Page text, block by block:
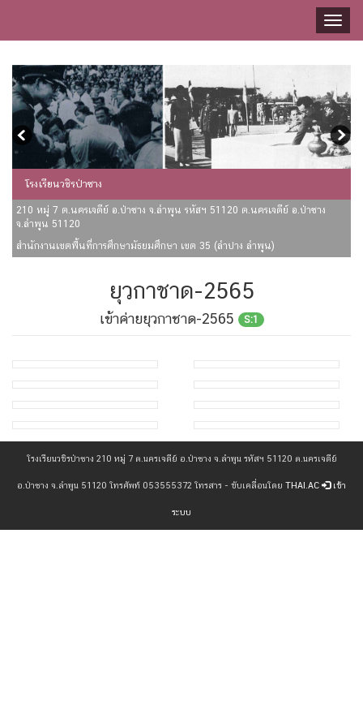
โรงเรียนวชิรป่าซาง
210 หมู่ 7 ต.นครเจดีย์ อ.ป่าซาง จ.ลำพูน รหัสฯ 51120 ต.นครเจดีย์ อ.ป่าซาง
จ.ลำพูน 51120
สำนักงานเขตพื้นที่การศึกษามัธยมศึกษา เขต 35 (ลำปาง ลำพูน)
ยุวกาชาด-2565
เข้าค่ายยุวกาชาด-2565 S:1
โรงเรียนวชิรป่าซาง 210 หมู่ 7 ต.นครเจดีย์ อ.ป่าซาง จ.ลำพูน รหัสฯ 51120 ต.นครเจดีย์
อ.ป่าซาง จ.ลำพูน 51120 โทรศัพท์ 053555372 โทรสาร - ขับเคลื่อนโดย THAI.AC เข้า
ระบบ